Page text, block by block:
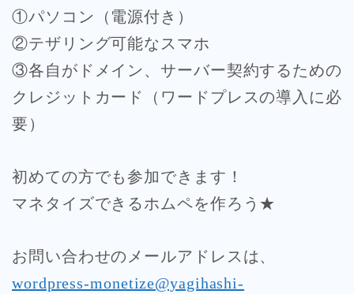
①パソコン（電源付き）
②テザリング可能なスマホ
③各自がドメイン、サーバー契約するための
クレジットカード（ワードプレスの導入に必
要）
初めての方でも参加できます！
マネタイズできるホムペを作ろう★
お問い合わせのメールアドレスは、
wordpress-monetize@yagihashi-